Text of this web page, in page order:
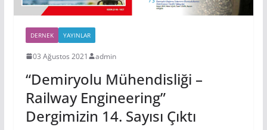
DERNEK YAYINLAR
03 Ağustos 2021 admin
“Demiryolu Mühendisliği –
Railway Engineering”
Dergimizin 14. Sayısı Çıktı